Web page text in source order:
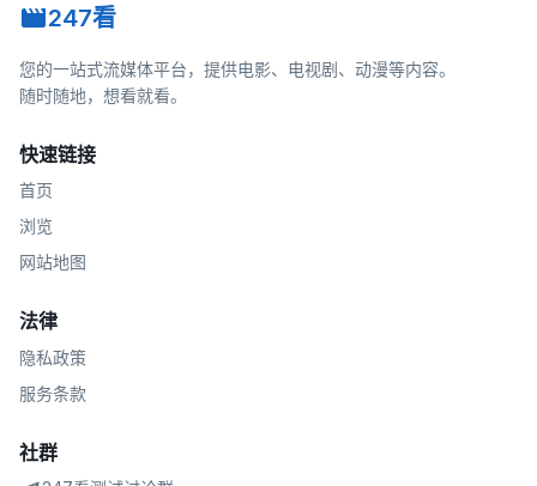
247看
您的一站式流媒体平台，提供电影、电视剧、动漫等内容。
随时随地，想看就看。
快速链接
首页
浏览
网站地图
法律
隐私政策
服务条款
社群